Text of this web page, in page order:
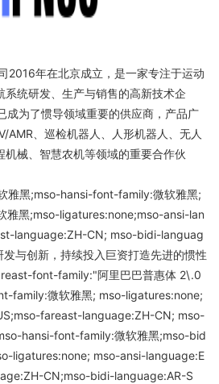
2016年在北京成立，是一家专注于运动
统研发、生产与销售的高新技术企
成为了惯导领域重要的供应商，产品广
AMR、巡检机器人、人形机器人、无人
械、智慧农机等领域的重要合作伙
雅黑;mso-hansi-font-family:微软雅黑;
黑;mso-ligatures:none;mso-ansi-lan
language:ZH-CN; mso-bidi-languag
与创新，持续投入巨资打造先进的惯性
font-family:"阿里巴巴普惠体 2\.0
family:微软雅黑; mso-ligatures:none;
fareast-language:ZH-CN; mso-
hansi-font-family:微软雅黑;mso-bid
ligatures:none; mso-ansi-language:E
CN;mso-bidi-language:AR-S